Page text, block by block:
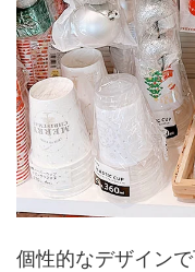
個性的なデザイン